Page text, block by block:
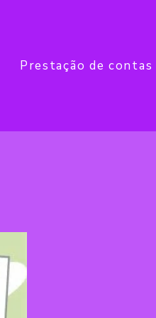
Prestação de contas